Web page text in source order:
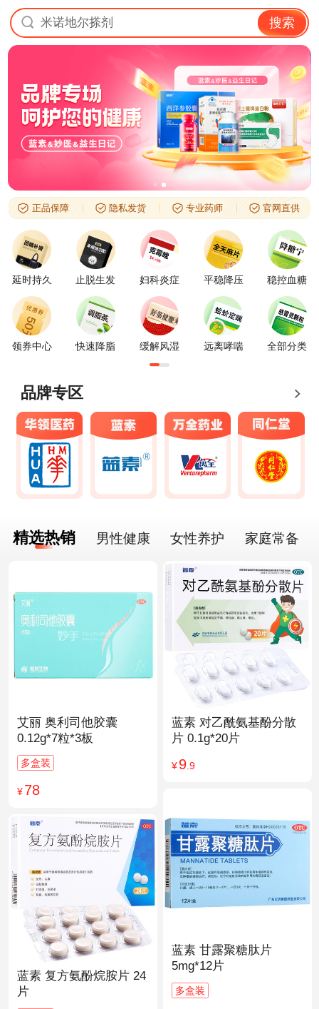
米诺地尔搽剂 搜索
正品保障 隐私发货 专业药师 官网直供
延时持久 止脱生发 妇科炎症 平稳降压 稳控血糖
领券中心 快速降脂 缓解风湿 远离哮喘 全部分类
品牌专区
精选热销 男性健康 女性养护 家庭常备
艾丽 奥利司他胶囊
0.12g*7粒*3板
多盒装
¥78
蓝素 对乙酰氨基酚分散
片 0.1g*20片
¥9.9
蓝素 甘露聚糖肽片
5mg*12片
多盒装
蓝素 复方氨酚烷胺片 24
片